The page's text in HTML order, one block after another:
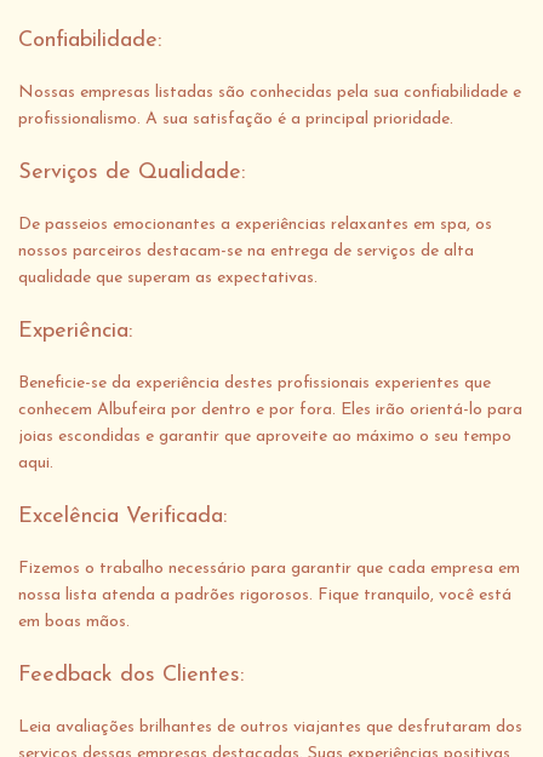
Confiabilidade:
Nossas empresas listadas são conhecidas pela sua confiabilidade e
profissionalismo. A sua satisfação é a principal prioridade.
Serviços de Qualidade:
De passeios emocionantes a experiências relaxantes em spa, os
nossos parceiros destacam-se na entrega de serviços de alta
qualidade que superam as expectativas.
Experiência:
Beneficie-se da experiência destes profissionais experientes que
conhecem Albufeira por dentro e por fora. Eles irão orientá-lo para
joias escondidas e garantir que aproveite ao máximo o seu tempo
aqui.
Excelência Verificada:
Fizemos o trabalho necessário para garantir que cada empresa em
nossa lista atenda a padrões rigorosos. Fique tranquilo, você está
em boas mãos.
Feedback dos Clientes:
Leia avaliações brilhantes de outros viajantes que desfrutaram dos